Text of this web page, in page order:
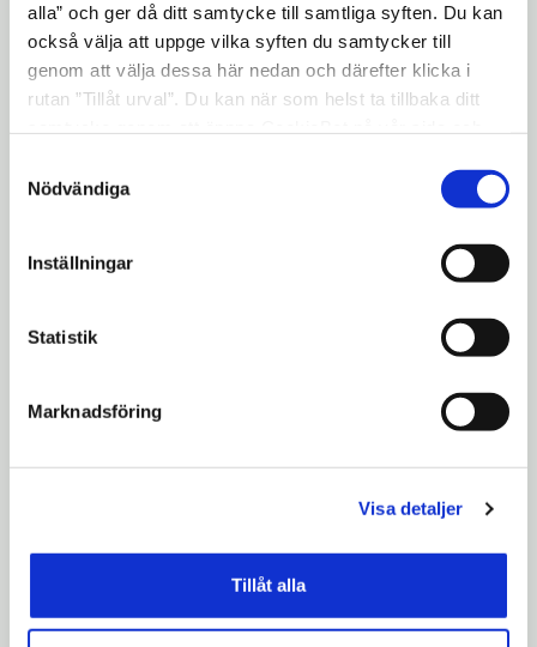
alla” och ger då ditt samtycke till samtliga syften. Du kan
också välja att uppge vilka syften du samtycker till
genom att välja dessa här nedan och därefter klicka i
rutan ”Tillåt urval”. Du kan när som helst ta tillbaka ditt
"Visa detaljer" kan du läsa om hur kakorna används och
hur vi och våra leverantörer inhämtar och behandlar
Nödvändiga
Inställningar
Statistik
Marknadsföring
Visa detaljer
Tillåt alla
Vi har nu påbörjat arbetet med detaljplanen.
I detta skede kommer flera utredningar att
genomföras för att säkerställa att alla
dessa utredningar kommer vi att ta fram ett
sedan att skickas ut på samråd för att
allmänheten och berörda parter.
Ärendeinformation